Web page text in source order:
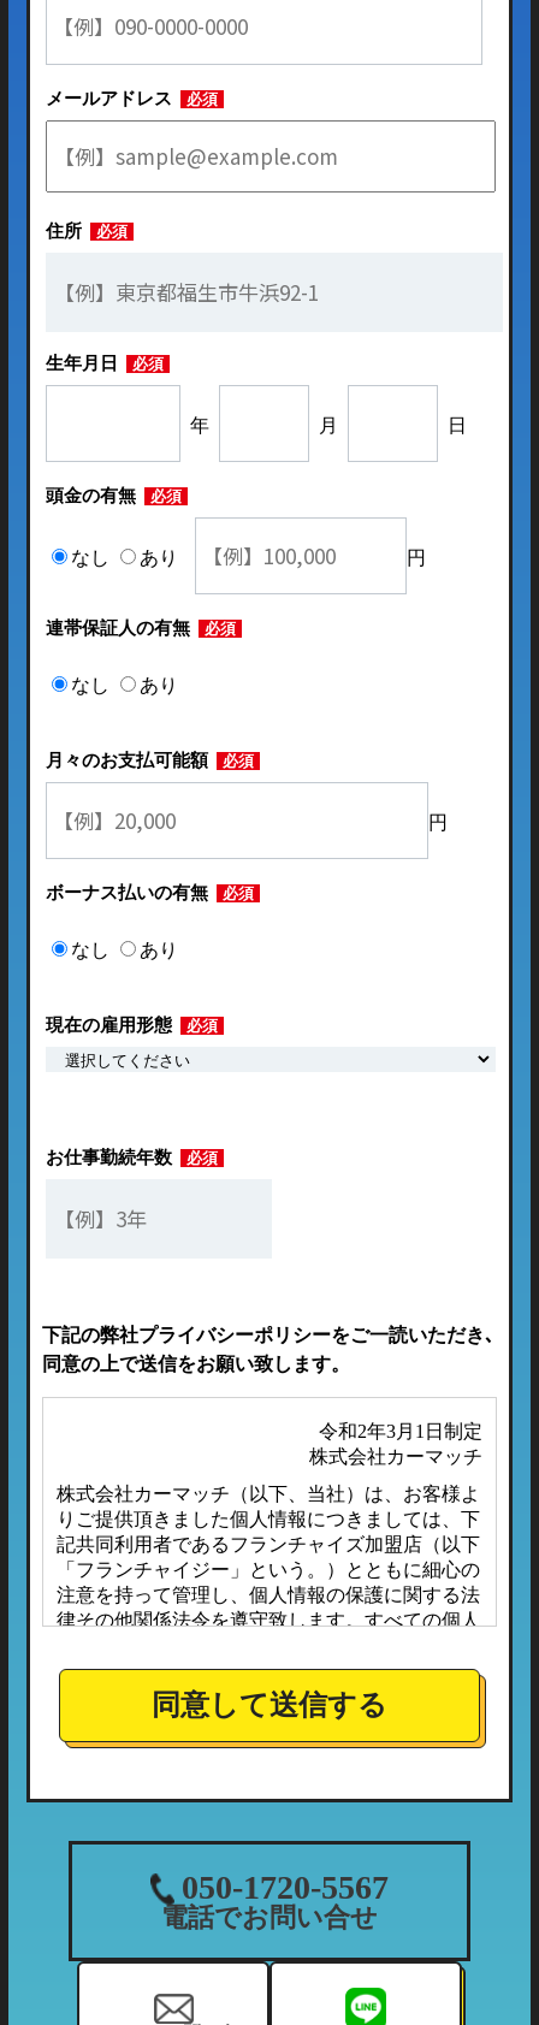
メールアドレス 必須
住所 必須
生年月日 必須
年 月 日
頭金の有無 必須
なし あり 円
連帯保証人の有無 必須
なし あり
月々のお支払可能額 必須
円
ボーナス払いの有無 必須
なし あり
現在の雇用形態 必須
お仕事勤続年数 必須
下記の弊社プライバシーポリシーをご一読いただき､
同意の上で送信をお願い致します。
令和2年3月1日制定
株式会社カーマッチ
株式会社カーマッチ（以下、当社）は、お客様よ
りご提供頂きました個人情報につきましては、下
記共同利用者であるフランチャイズ加盟店（以下
「フランチャイジー」という。）とともに細心の
注意を持って管理し、個人情報の保護に関する法
律その他関係法令を遵守致します。すべての個人
ほか、お客様ご本人の同意なしに第三者へ開示ま
たは提供されることはありません。
また、フランチャイジーとの間においては、事前
に個人情報保護に対する安全性を審査の上、個人
こととしており、適切な管理監督を行ってまいり
当社が収集する個人情報につきましては、下記の
利用目的の範囲内において利用させて頂きます。
（1）ご利用履歴・支払状況の確認など、当社の
利用状況の把握及び債権管理のため
同意して送信する
050-1720-5567
電話でお問い合せ